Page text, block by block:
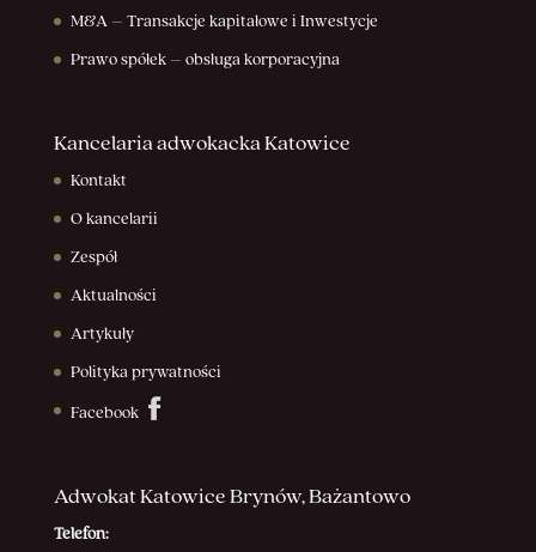
M&A – Transakcje kapitałowe i Inwestycje
Prawo spółek – obsługa korporacyjna
Kancelaria adwokacka Katowice
Kontakt
O kancelarii
Zespół
Aktualności
Artykuły
Polityka prywatności
Facebook
Adwokat Katowice Brynów, Bażantowo
Telefon: